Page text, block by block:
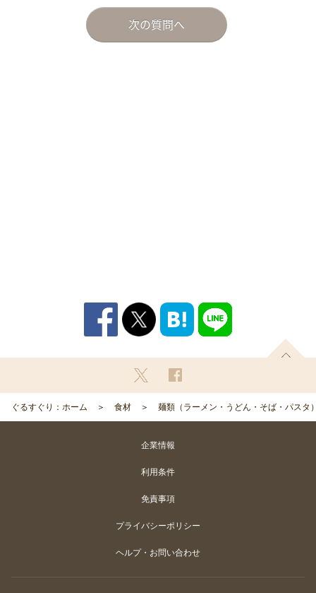
ぐるすぐり：ホーム 食材 麺類（ラーメン・うどん・そば・パスタ
企業情報
利用条件
免責事項
プライバシーポリシー
ヘルプ・お問い合わせ